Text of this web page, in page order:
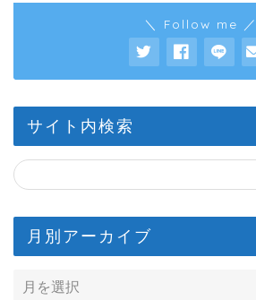
＼ Follow me ／
サイト内検索
月別アーカイブ